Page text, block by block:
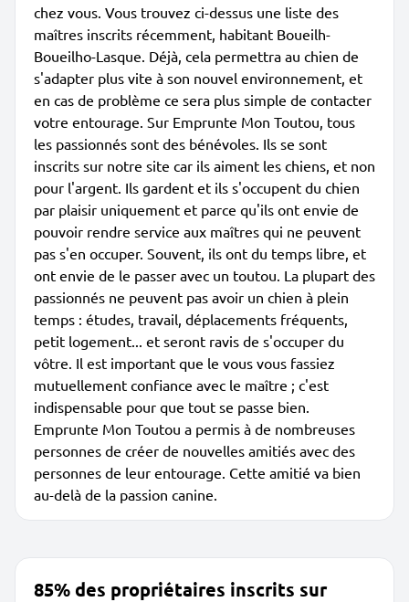
chez vous. Vous trouvez ci-dessus une liste des
maîtres inscrits récemment, habitant Boueilh-
Boueilho-Lasque. Déjà, cela permettra au chien de
s'adapter plus vite à son nouvel environnement, et
en cas de problème ce sera plus simple de contacter
votre entourage. Sur Emprunte Mon Toutou, tous
les passionnés sont des bénévoles. Ils se sont
inscrits sur notre site car ils aiment les chiens, et non
pour l'argent. Ils gardent et ils s'occupent du chien
par plaisir uniquement et parce qu'ils ont envie de
pouvoir rendre service aux maîtres qui ne peuvent
pas s'en occuper. Souvent, ils ont du temps libre, et
ont envie de le passer avec un toutou. La plupart des
passionnés ne peuvent pas avoir un chien à plein
temps : études, travail, déplacements fréquents,
petit logement... et seront ravis de s'occuper du
vôtre. Il est important que le vous vous fassiez
mutuellement confiance avec le maître ; c'est
indispensable pour que tout se passe bien.
Emprunte Mon Toutou a permis à de nombreuses
personnes de créer de nouvelles amitiés avec des
personnes de leur entourage. Cette amitié va bien
au-delà de la passion canine.
85% des propriétaires inscrits sur